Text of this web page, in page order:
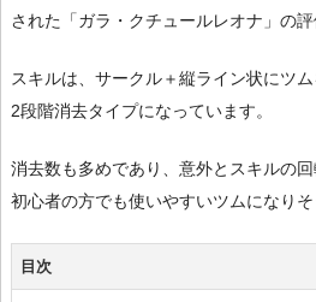
された「ガラ・クチュールレオナ」の評
スキルは、サークル＋縦ライン状にツ
2段階消去タイプになっています。
消去数も多めであり、意外とスキルの回
初心者の方でも使いやすいツムになりそ
目次